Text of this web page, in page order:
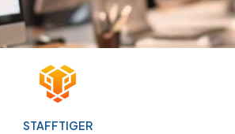
STAFFTIGER